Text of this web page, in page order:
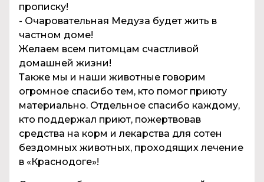
прописку!
- Очаровательная Медуза будет жить в
частном доме!
Желаем всем питомцам счастливой
домашней жизни!
Также мы и наши животные говорим
огромное спасибо тем, кто помог приюту
материально. Отдельное спасибо каждому,
кто поддержал приют, пожертвовав
средства на корм и лекарства для сотен
бездомных животных, проходящих лечение
в «Краснодоге»!